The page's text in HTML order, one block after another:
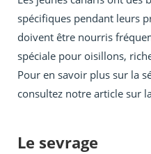
spécifiques pendant leurs
doivent être nourris
spéciale pour oisillons,
Pour en savoir plus sur la
consultez notre article sur
Le sevrage